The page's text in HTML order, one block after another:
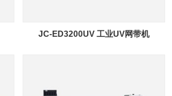
JC-ED3200UV 工业UV网带机